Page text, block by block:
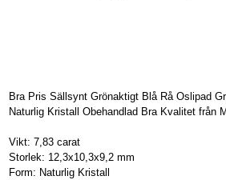
Bra Pris Sällsynt Grönaktigt Blå Rå Oslipad
Naturlig Kristall Obehandlad Bra Kvalitet från
Vikt: 7,83 carat
Storlek: 12,3x10,3x9,2 mm
Form: Naturlig Kristall